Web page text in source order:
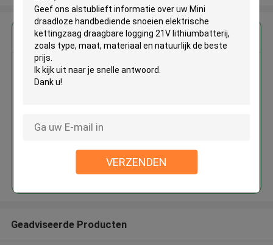
VERZENDEN
Krijg de beste prijs voor
Mini draadloze handbediende
Doorgaan
Geadviseerde Producten